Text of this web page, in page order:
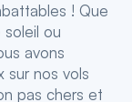
! Que
ou
avons
sur nos vols
pas chers et